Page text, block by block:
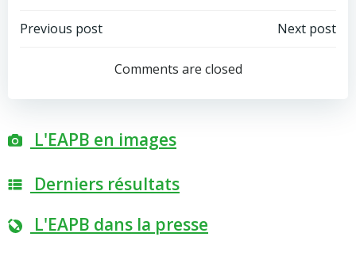
Post
navigation
Previous post
navigation
Next post
Comments are closed
L'EAPB en images
Derniers résultats
L'EAPB dans la presse